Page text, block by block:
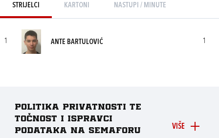
STRIJELCI KARTONI NASTUPI / MINUTE
1 ANTE BARTULOVIĆ 1
VIŠE
Politika privatnosti te
točnost i ispravci
podataka na Semaforu